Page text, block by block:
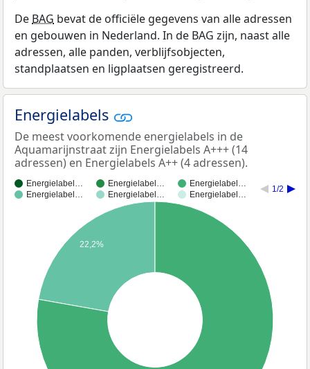
De BAG bevat de officiële gegevens van alle adressen
en gebouwen in Nederland. In de BAG zijn, naast alle
adressen, alle panden, verblijfsobjecten,
standplaatsen en ligplaatsen geregistreerd.
Energielabels
De meest voorkomende energielabels in de
Aquamarijnstraat zijn Energielabels A+++ (14
adressen) en Energielabels A++ (4 adressen).
Energielabel… Energielabel…
Energielabel…
Energielabel…
Energielabel… Energielabel…
1/2
22,2%